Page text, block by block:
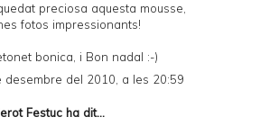
preciosa aquesta mousse,
fotos impressionants!
bonica, i Bon nadal :-)
desembre del 2010, a les 20:59
Festuc ha dit...